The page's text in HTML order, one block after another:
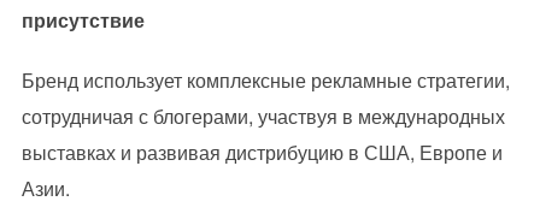
присутствие
Бренд использует комплексные рекламные стратегии,
сотрудничая с блогерами, участвуя в международных
выставках и развивая дистрибуцию в США, Европе и
Азии.